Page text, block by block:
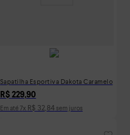
Sapatilha Esportiva Dakota Caramelo
R$ 229,90
Em até 7x R$ 32,84sem juros